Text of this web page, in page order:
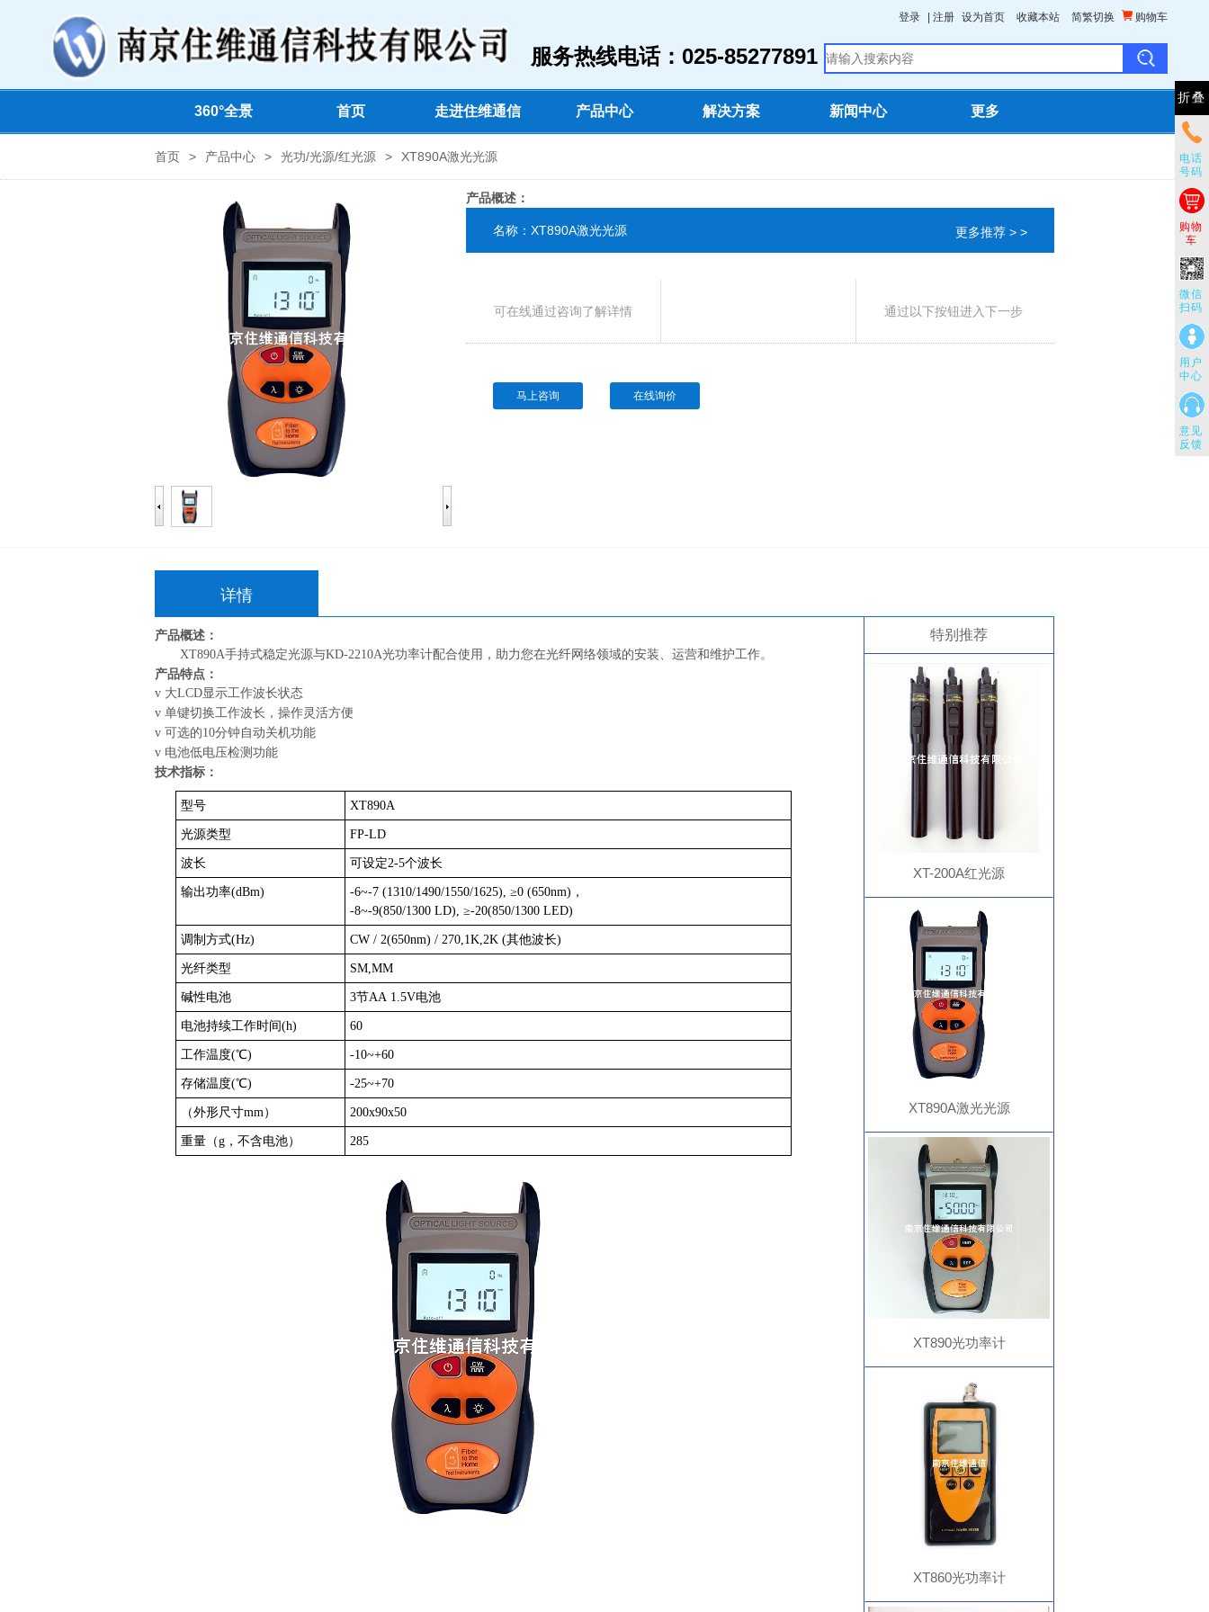
折叠
电话
号码
购物
车
微信
扫码
用户
中心
意见
反馈
服务热线电话：025-85277891
登录 注册 设为首页 收藏本站 简繁切换 购物车
360°全景 首页 走进住维通信 产品中心 解决方案 新闻中心 更多
首页 > 产品中心 > 光功/光源/红光源 > XT890A激光光源
产品概述：
名称：XT890A激光光源 更多推荐 > >
可在线通过咨询了解详情 通过以下按钮进入下一步
马上咨询 在线询价
详情
产品概述：
XT890A手持式稳定光源与KD-2210A光功率计配合使用，助力您在光纤网络领域的安装、运营和维护工作。
产品特点：
v 大LCD显示工作波长状态
v 单键切换工作波长，操作灵活方便
v 可选的10分钟自动关机功能
v 电池低电压检测功能
技术指标：
型号 XT890A
光源类型 FP-LD
波长 可设定2-5个波长
输出功率(dBm)
-6~-7 (1310/1490/1550/1625), ≥0 (650nm)，
-8~-9(850/1300 LD), ≥-20(850/1300 LED)
调制方式(Hz) CW / 2(650nm) / 270,1K,2K (其他波长)
光纤类型 SM,MM
碱性电池 3节AA 1.5V电池
电池持续工作时间(h) 60
工作温度(℃) -10~+60
存储温度(℃) -25~+70
（外形尺寸mm） 200x90x50
重量（g，不含电池） 285
特别推荐
XT-200A红光源
XT890A激光光源
XT890光功率计
XT860光功率计